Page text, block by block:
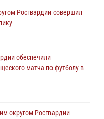
«Поезда Победы» в
Росгвардии совершил
обеспечили
матча по футболу в
округом Росгвардии